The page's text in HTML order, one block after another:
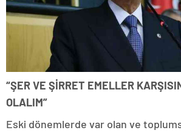
“ŞER VE ŞİRRET EMELLER
OLALIM”
Eski dönemlerde var olan ve